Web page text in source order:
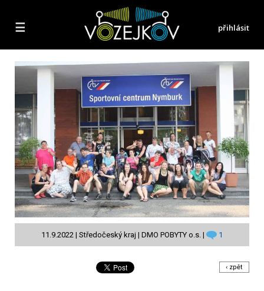
☰ přihlásit
11.9.2022 | Středočeský kraj | DMO POBYTY o.s. | 1
‹ zpět